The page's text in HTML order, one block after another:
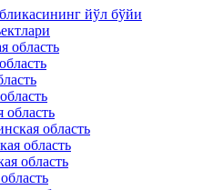
йўл бўйи
область
область
область
область
область